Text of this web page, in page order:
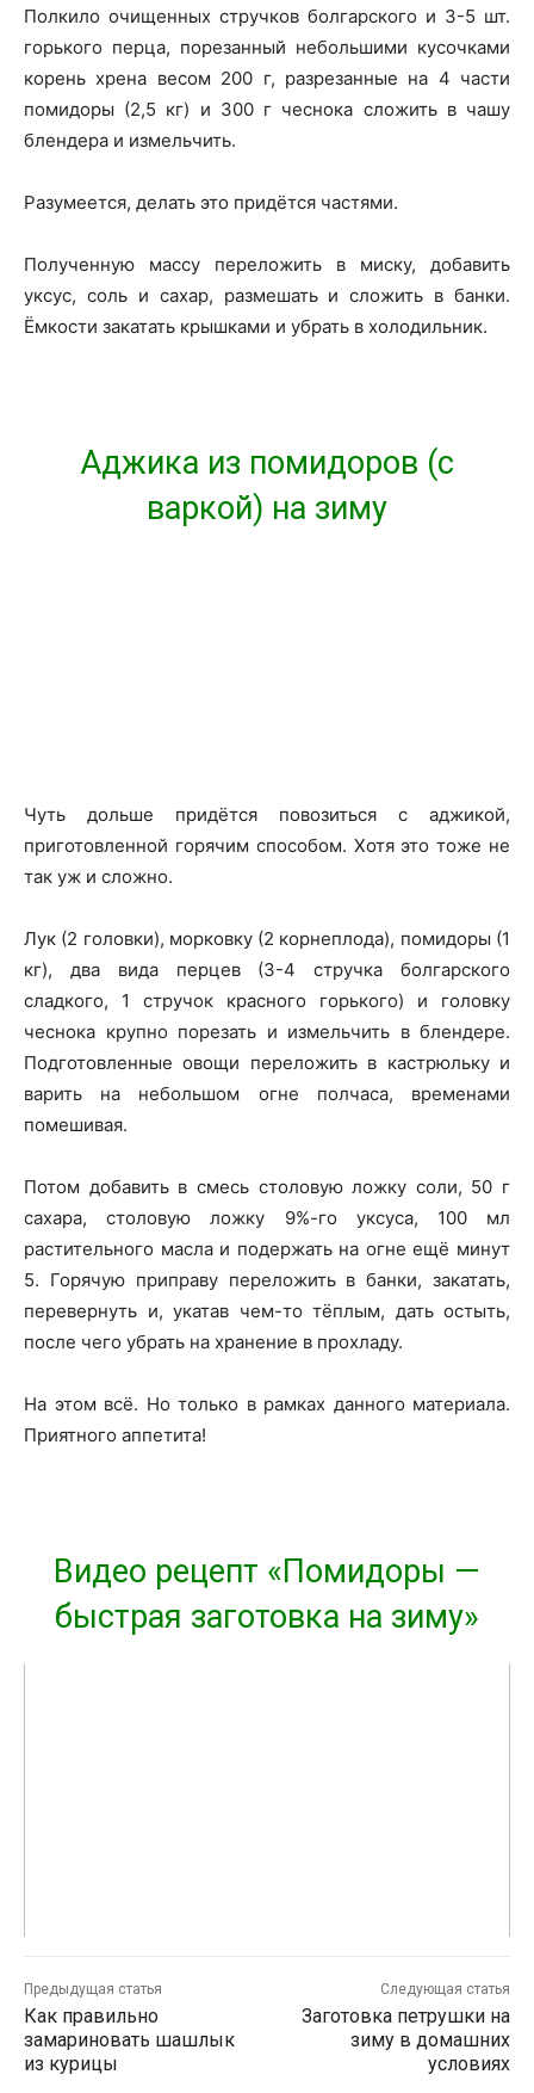
Полкило очищенных стручков болгарского и 3-5 шт.
горького перца, порезанный небольшими кусочками
корень хрена весом 200 г, разрезанные на 4 части
помидоры (2,5 кг) и 300 г чеснока сложить в чашу
блендера и измельчить.
Разумеется, делать это придётся частями.
Полученную массу переложить в миску, добавить
уксус, соль и сахар, размешать и сложить в банки.
Ёмкости закатать крышками и убрать в холодильник.
Аджика из помидоров (с
варкой) на зиму
Чуть дольше придётся повозиться с аджикой,
приготовленной горячим способом. Хотя это тоже не
так уж и сложно.
Лук (2 головки), морковку (2 корнеплода), помидоры (1
кг), два вида перцев (3-4 стручка болгарского
сладкого, 1 стручок красного горького) и головку
чеснока крупно порезать и измельчить в блендере.
Подготовленные овощи переложить в кастрюльку и
варить на небольшом огне полчаса, временами
помешивая.
Потом добавить в смесь столовую ложку соли, 50 г
сахара, столовую ложку 9%-го уксуса, 100 мл
растительного масла и подержать на огне ещё минут
5. Горячую приправу переложить в банки, закатать,
перевернуть и, укатав чем-то тёплым, дать остыть,
после чего убрать на хранение в прохладу.
На этом всё. Но только в рамках данного материала.
Приятного аппетита!
Видео рецепт «Помидоры —
быстрая заготовка на зиму»
Предыдущая статья
Как правильно
замариновать шашлык
из курицы
Следующая статья
Заготовка петрушки на
зиму в домашних
условиях